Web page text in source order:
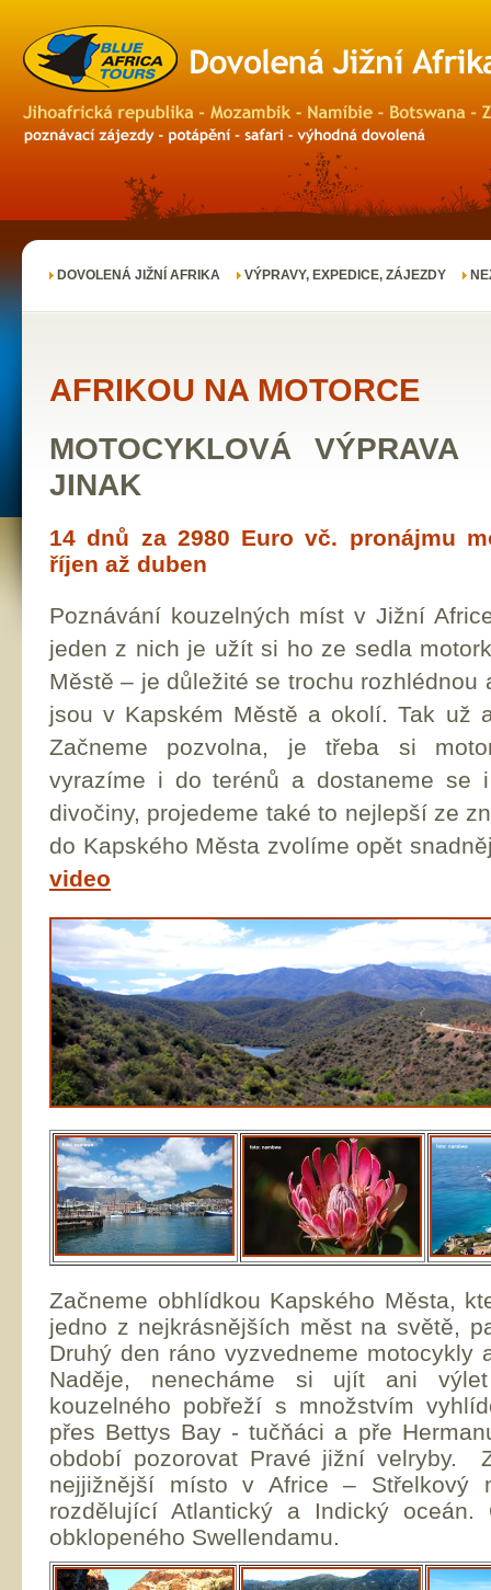
DOVOLENÁ JIŽNÍ AFRIKA VÝPRAVY, EXPEDICE, ZÁJEZDY
AFRIKOU NA MOTORCE
MOTOCYKLOVÁ
JINAK
14 dnů za 2980 Euro vč. pronájmu
říjen až duben
Poznávání kouzelných míst v Jižní
jeden z nich je užít si ho ze sedla
Městě – je důležité se trochu
jsou v Kapském Městě a okolí. Tak už
Začneme pozvolna, je třeba si
vyrazíme i do terénů a dostaneme se
divočiny, projedeme také to nejlepší ze
do Kapského Města zvolíme opět
video
Začneme obhlídkou Kapského Města,
jedno z nejkrásnějších měst na světě,
Druhý den ráno vyzvedneme motocykly
Naděje, nenecháme si ujít ani
kouzelného pobřeží s množstvím
přes Bettys Bay - tučňáci a pře
období pozorovat Pravé jižní velryby.
nejjižnější místo v Africe – Střelkový
rozdělující Atlantický a Indický oceán.
obklopeného Swellendamu.